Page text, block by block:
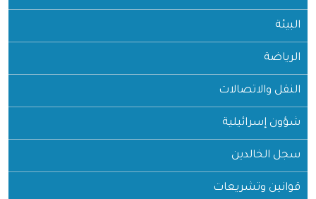
البيئة
الرياضة
النقل والاتصالات
شؤون إسرائيلية
سجل الخالدين
قوانين وتشريعات